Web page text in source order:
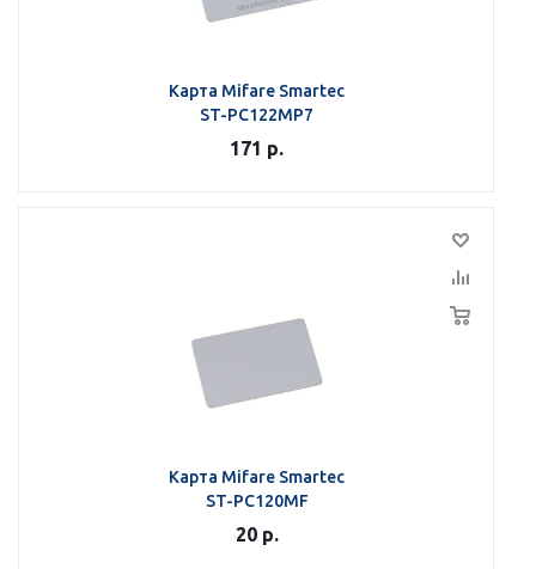
Карта Mifare Smartec
ST-PC122MP7
171 р.
Карта Mifare Smartec
ST-PC120MF
20р.